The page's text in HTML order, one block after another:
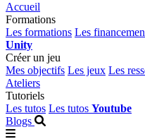
Accueil
Formations
Les formations Les
Unity
Créer un jeu
Mes objectifs Les jeux Les
Ateliers
Tutoriels
Les tutos Les tutos Youtube
Blogs